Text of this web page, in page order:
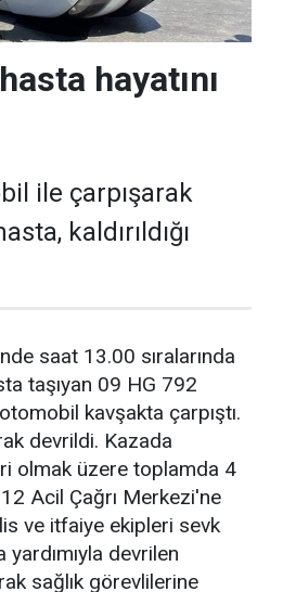
hayatını
ile çarpışarak
kaldırıldığı
saat 13.00 sıralarında
taşıyan 09 HG 792
kavşakta çarpıştı.
devrildi. Kazada
olmak üzere toplamda 4
Acil Çağrı Merkezi'ne
ve itfaiye ekipleri sevk
devrilen
sağlık görevlilerine